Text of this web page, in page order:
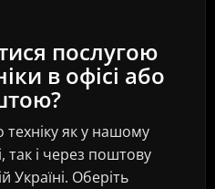
послугою
в офісі або
як у нашому
так і через поштову
Україні. Оберіть